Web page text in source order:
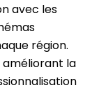
avec les
région.
améliorant la